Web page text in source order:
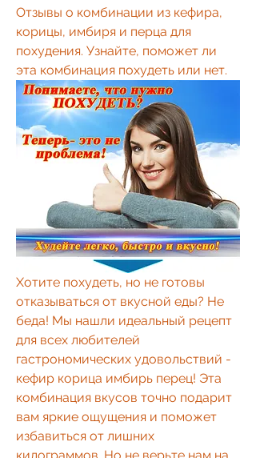
Отзывы о комбинации из кефира,
корицы, имбиря и перца для
похудения. Узнайте, поможет ли
эта комбинация похудеть или нет.
Хотите похудеть, но не готовы
отказываться от вкусной еды? Не
беда! Мы нашли идеальный рецепт
для всех любителей
гастрономических удовольствий -
кефир корица имбирь перец! Эта
комбинация вкусов точно подарит
вам яркие ощущения и поможет
избавиться от лишних